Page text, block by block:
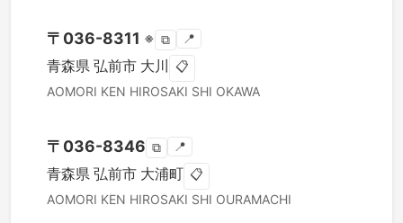
〒 036-8311 ※ ⧉ 📍
青森県 弘前市 大川 📋
AOMORI KEN HIROSAKI SHI OKAWA
〒 036-8346 ⧉ 📍
青森県 弘前市 大浦町 📋
AOMORI KEN HIROSAKI SHI OURAMACHI